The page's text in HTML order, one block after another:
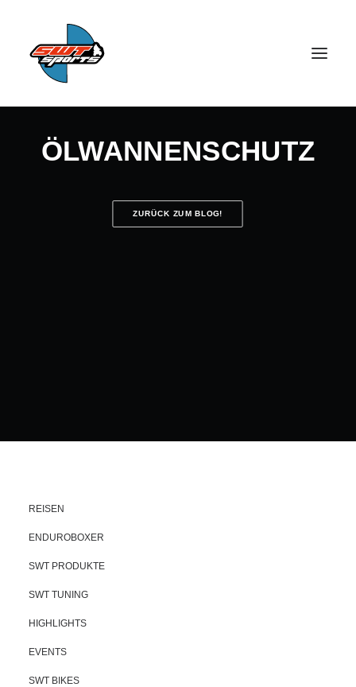
SEARCH
ÖLWANNENSCHUTZ
ZURÜCK ZUM BLOG!
REISEN
ENDUROBOXER
SWT PRODUKTE
SWT TUNING
HIGHLIGHTS
EVENTS
SWT BIKES